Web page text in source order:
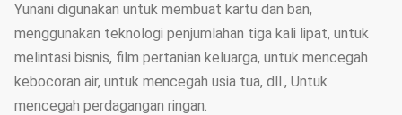
Yunani digunakan untuk membuat kartu dan ban,
menggunakan teknologi penjumlahan tiga kali lipat, untuk
melintasi bisnis, film pertanian keluarga, untuk mencegah
kebocoran air, untuk mencegah usia tua, dll., Untuk
mencegah perdagangan ringan.